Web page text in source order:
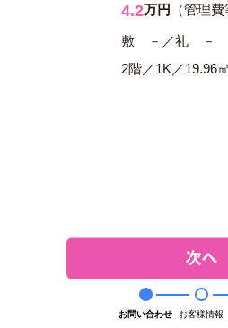
4.2万円 （管理
敷 －／礼 －
2階／1K／19.96㎡
お問い合わせ お客様情報